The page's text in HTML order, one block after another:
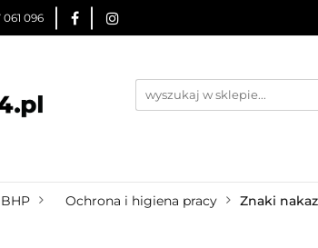
061 096 URZĄDZENIA BRD
Ochrona i higiena pracy Znaki